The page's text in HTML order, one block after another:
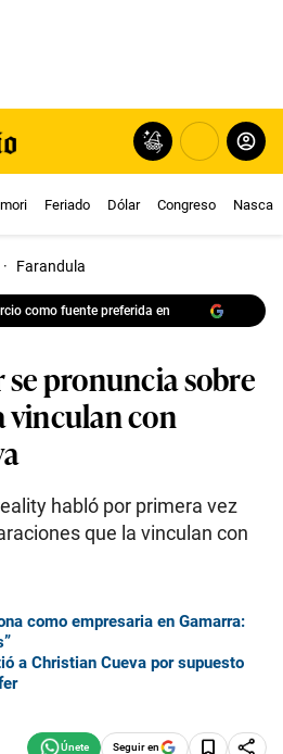
Feriado Dólar Congreso Nasca
· Farandula
como fuente preferida en
pronuncia sobre
vinculan con
habló por primera vez
que la vinculan con
como empresaria en Gamarra:
a Christian Cueva por supuesto
Seguir en